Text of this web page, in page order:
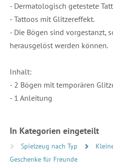
- Dermatologisch getestete
- Tattoos mit Glitzereffekt.
- Die Bögen sind vorgestanzt,
herausgelöst werden können.
Inhalt:
- 2 Bögen mit temporären
- 1 Anleitung
In Kategorien eingeteilt
Spielzeug nach Typ
Geschenke für Freunde